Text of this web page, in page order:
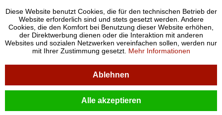
Diese Website benutzt Cookies, die für den technischen Betrieb der
Website erforderlich sind und stets gesetzt werden. Andere
Cookies, die den Komfort bei Benutzung dieser Website erhöhen,
der Direktwerbung dienen oder die Interaktion mit anderen
Websites und sozialen Netzwerken vereinfachen sollen, werden nur
mit Ihrer Zustimmung gesetzt. Mehr Informationen
Ablehnen
Alle akzeptieren